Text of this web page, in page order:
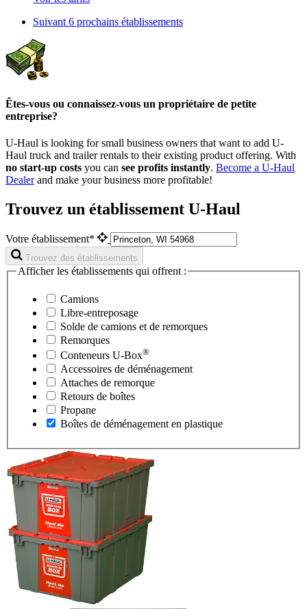
Suivant6 prochains établissements
Êtes-vous ou connaissez-vous un propriétaire de petite
entreprise?
U-Haul is looking for small business owners that want to add U-
Haul truck and trailer rentals to their existing product offering. With
no start-up costs you can see profits instantly. Become a U-Haul
Dealerand make your business more profitable!
Trouvez un établissement U-Haul
Votre établissement*
Trouvez des établissements
Afficher les établissements qui offrent :
Camions
Libre-entreposage
Solde de camions et de remorques
Remorques
Conteneurs U-Box®
Accessoires de déménagement
Attaches de remorque
Retours de boîtes
Propane
Boîtes de déménagement en plastique